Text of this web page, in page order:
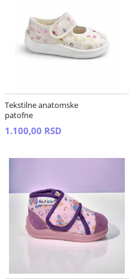
Tekstilne anatomske
patofne
1.100,00 RSD